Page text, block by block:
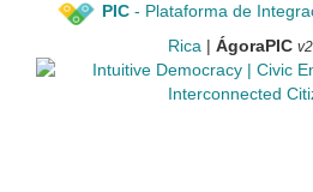
PIC- Plataforma de
Rica | ÁgoraPIC